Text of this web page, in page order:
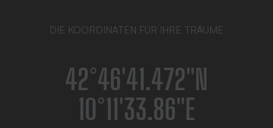
DIE KOORDINATEN FÜR IHRE TRÄUME
42°46′41.472″N
10°11′33.86″E